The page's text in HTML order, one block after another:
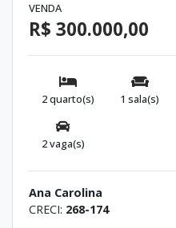
VENDA
R$ 300.000,00
2 quarto(s) 1 sala(s)
2 vaga(s)
Ana Carolina
CRECI: 268-174